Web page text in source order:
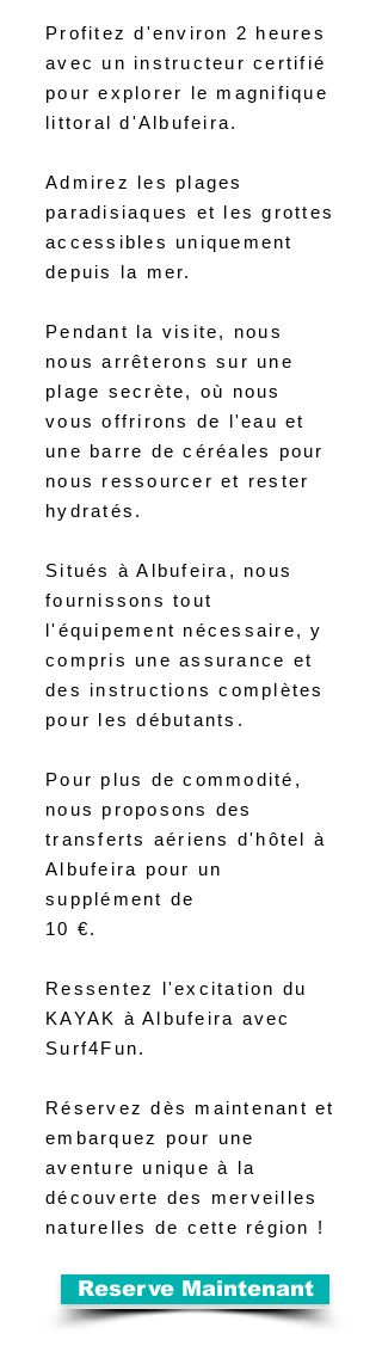
Profitez d'environ 2 heures
avec un instructeur certifié
pour explorer le magnifique
littoral d'Albufeira.
Admirez les plages
paradisiaques et les grottes
accessibles uniquement
depuis la mer.
Pendant la visite, nous
nous arrêterons sur une
plage secrète, où nous
vous offrirons de l'eau et
une barre de céréales pour
nous ressourcer et rester
hydratés.
Situés à Albufeira, nous
fournissons tout
l'équipement nécessaire, y
compris une assurance et
des instructions complètes
pour les débutants.
Pour plus de commodité,
nous proposons des
transferts aériens d'hôtel à
Albufeira pour un
supplément de
10 €.
Ressentez l'excitation du
KAYAK à Albufeira avec
Surf4Fun.
Réservez dès maintenant et
embarquez pour une
aventure unique à la
découverte des merveilles
naturelles de cette région !
Reserve Maintenant